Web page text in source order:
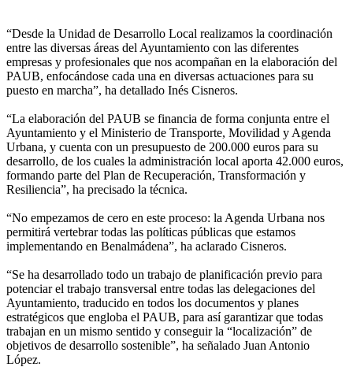
“Desde la Unidad de Desarrollo Local realizamos la coordinación
entre las diversas áreas del Ayuntamiento con las diferentes
empresas y profesionales que nos acompañan en la elaboración del
PAUB, enfocándose cada una en diversas actuaciones para su
puesto en marcha”, ha detallado Inés Cisneros.
“La elaboración del PAUB se financia de forma conjunta entre el
Ayuntamiento y el Ministerio de Transporte, Movilidad y Agenda
Urbana, y cuenta con un presupuesto de 200.000 euros para su
desarrollo, de los cuales la administración local aporta 42.000 euros,
formando parte del Plan de Recuperación, Transformación y
Resiliencia”, ha precisado la técnica.
“No empezamos de cero en este proceso: la Agenda Urbana nos
permitirá vertebrar todas las políticas públicas que estamos
implementando en Benalmádena”, ha aclarado Cisneros.
“Se ha desarrollado todo un trabajo de planificación previo para
potenciar el trabajo transversal entre todas las delegaciones del
Ayuntamiento, traducido en todos los documentos y planes
estratégicos que engloba el PAUB, para así garantizar que todas
trabajan en un mismo sentido y conseguir la “localización” de
objetivos de desarrollo sostenible”, ha señalado Juan Antonio
López.